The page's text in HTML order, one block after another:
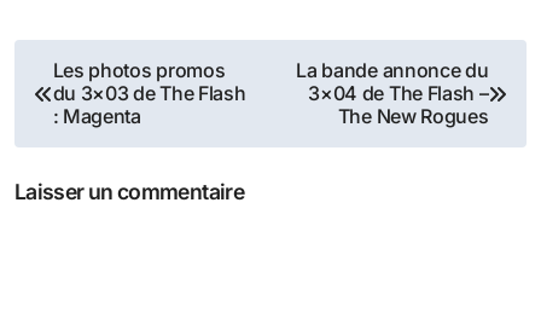
Navigation
de
l’article
Les photos promos
du 3×03 de The Flash
: Magenta
La bande annonce du
3×04 de The Flash –
The New Rogues
Laisser un commentaire